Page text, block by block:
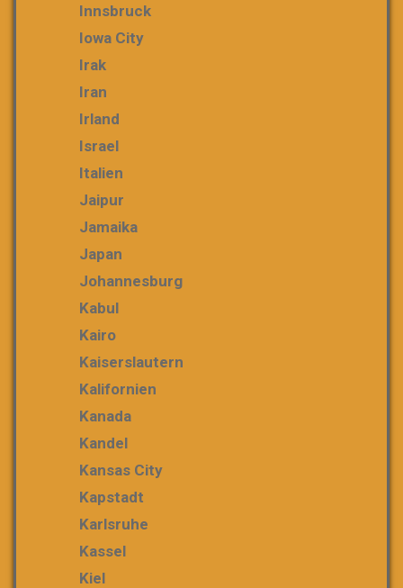
Innsbruck
Iowa City
Irak
Iran
Irland
Israel
Italien
Jaipur
Jamaika
Japan
Johannesburg
Kabul
Kairo
Kaiserslautern
Kalifornien
Kanada
Kandel
Kansas City
Kapstadt
Karlsruhe
Kassel
Kiel